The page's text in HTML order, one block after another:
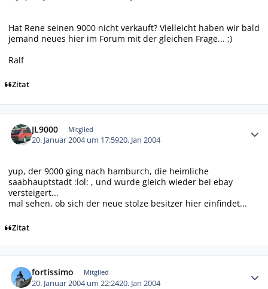
Hat Rene seinen 9000 nicht verkauft? Vielleicht haben wir bald
jemand neues hier im Forum mit der gleichen Frage... ;)
Ralf
Zitat
JL9000 Mitglied
20. Januar 2004 um 17:5920. Jan 2004
yup, der 9000 ging nach hamburch, die heimliche
saabhauptstadt :lol: , und wurde gleich wieder bei ebay
versteigert...
mal sehen, ob sich der neue stolze besitzer hier einfindet...
Zitat
fortissimo Mitglied
20. Januar 2004 um 22:2420. Jan 2004